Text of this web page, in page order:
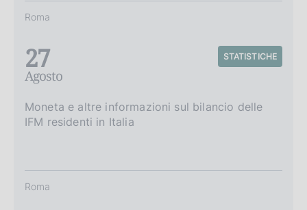
Roma
27
Agosto
STATISTICHE
Moneta e altre informazioni sul bilancio delle
IFM residenti in Italia
Roma